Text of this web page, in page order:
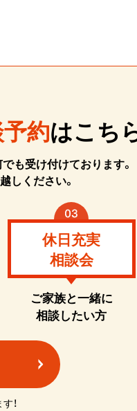
約はこち
も受け付けております。
しください。
休日充実
相談会
ご家族と一緒に
相談したい方
！